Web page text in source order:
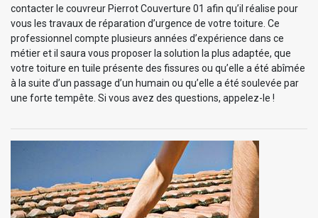
contacter le couvreur Pierrot Couverture 01 afin qu’il réalise pour
vous les travaux de réparation d’urgence de votre toiture. Ce
professionnel compte plusieurs années d’expérience dans ce
métier et il saura vous proposer la solution la plus adaptée, que
votre toiture en tuile présente des fissures ou qu’elle a été abîmée
à la suite d’un passage d’un humain ou qu’elle a été soulevée par
une forte tempête. Si vous avez des questions, appelez-le !